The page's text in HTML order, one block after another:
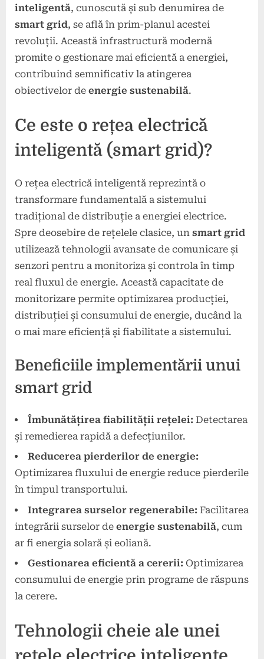
2025
inteligentă, cunoscută și sub denumirea de
smart grid, se află în prim-planul acestei
revoluții. Această infrastructură modernă
promite o gestionare mai eficientă a energiei,
contribuind semnificativ la atingerea
obiectivelor de energie sustenabilă.
Ce este o rețea electrică
inteligentă (smart grid)?
O rețea electrică inteligentă reprezintă o
transformare fundamentală a sistemului
tradițional de distribuție a energiei electrice.
Spre deosebire de rețelele clasice, un smart grid
utilizează tehnologii avansate de comunicare și
senzori pentru a monitoriza și controla în timp
real fluxul de energie. Această capacitate de
monitorizare permite optimizarea producției,
distribuției și consumului de energie, ducând la
o mai mare eficiență și fiabilitate a sistemului.
Beneficiile implementării unui
smart grid
Îmbunătățirea fiabilității rețelei: Detectarea
și remedierea rapidă a defecțiunilor.
Reducerea pierderilor de energie:
Optimizarea fluxului de energie reduce pierderile
în timpul transportului.
Integrarea surselor regenerabile: Facilitarea
integrării surselor de energie sustenabilă, cum
ar fi energia solară și eoliană.
Gestionarea eficientă a cererii: Optimizarea
consumului de energie prin programe de răspuns
la cerere.
Tehnologii cheie ale unei